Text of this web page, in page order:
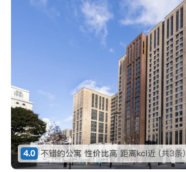
4.0 不错的公寓 性价比高 距离kcl近 (共3条)